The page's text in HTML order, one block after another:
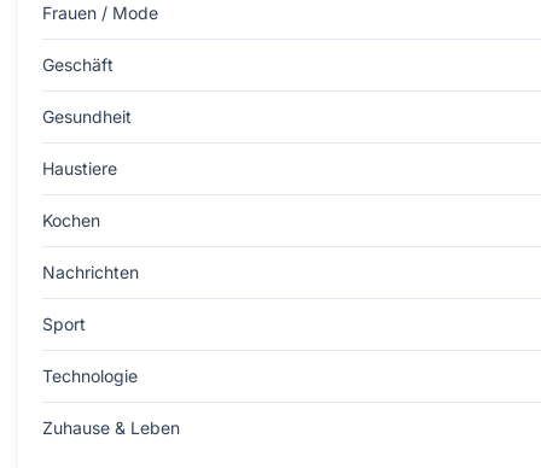
Frauen / Mode
Geschäft
Gesundheit
Haustiere
Kochen
Nachrichten
Sport
Technologie
Zuhause & Leben